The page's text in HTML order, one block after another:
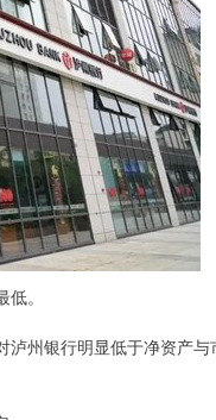
。
州银行明显低于净资产与